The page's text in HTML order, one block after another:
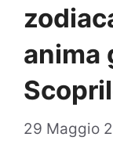
anima
29 Maggio